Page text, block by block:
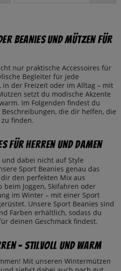
Beanies und Mützen für
nur praktische Accessoires für
Begleiter für jede
in der Freizeit oder im Alltag – mit
setzt du modische Akzente
Im Folgenden findest du
die dir helfen, die
finden.
für Herren und Damen
dabei nicht auf Style
Sport Beanies genau das
den perfekten Mix aus
Joggen, Skifahren oder
im Winter – mit einer Sport
Unsere Sport Beanies sind
Farben erhältlich, sodass du
deinen Geschmack findest.
– Stilvoll und Warm
Mit unseren Wintermützen